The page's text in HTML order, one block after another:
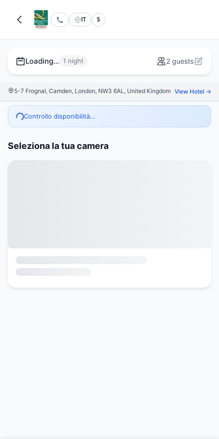
IT $
Loading... 1 night 2 guests
5-7 Frognal, Camden, London, NW3 6AL, United Kingdom View Hotel →
Controllo disponibilità...
Seleziona la tua camera